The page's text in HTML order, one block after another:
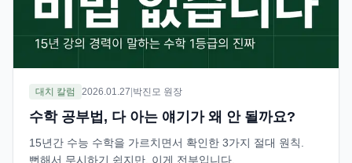
대치 칼럼 2026.01.27 박진모 원장
수학 공부법, 다 아는 얘기가 왜 안 될까요?
15년간 수능 수학을 가르치면서 확인한 3가지 절대 원칙.
뻔해서 무시하기 쉽지만, 이게 전부입니다.